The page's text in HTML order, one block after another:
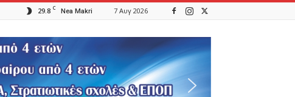
29.8 C Nea Makri 7 Αυγ 2026